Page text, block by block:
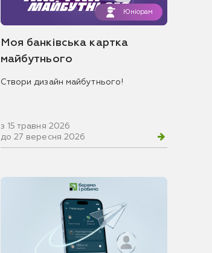
Юніорам
Моя банківська картка
майбутнього
Створи дизайн майбутнього!
з 15 травня 2026
до 27 вересня 2026